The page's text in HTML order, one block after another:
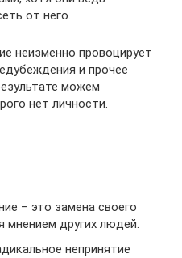
от него.
неизменно провоцирует
и прочее
можем
нет личности.
– это замена своего
мнением других людей.
непринятие